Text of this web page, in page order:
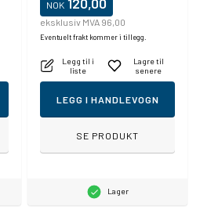
NOK
eksklusiv MVA 96,00
Eventuelt frakt kommer i tillegg.
Legg til i
liste
Lagre til
senere
LEGG I HANDLEVOGN
SE PRODUKT
Lager